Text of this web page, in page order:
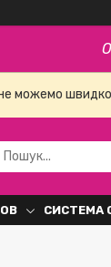
не можемо
СИСТЕМА